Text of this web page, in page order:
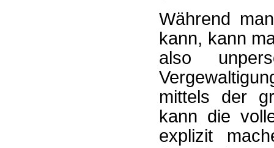
Während
kann, kann
also
mittels der
kann die
explizit